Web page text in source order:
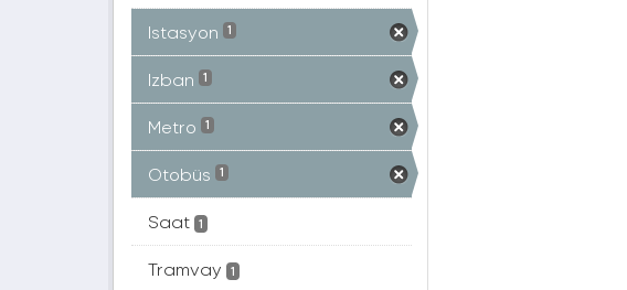
Istasyon 1
Izban 1
Metro 1
Otobüs 1
Saat 1
Tramvay 1